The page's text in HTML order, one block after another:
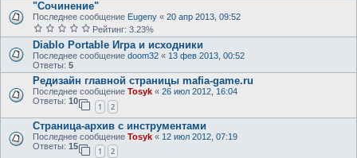
"Сочинение"
Последнее сообщение Eugeny « 20 апр 2013, 09:52
Рейтинг: 3.23%
Diablo Portable Игра и исходники
Последнее сообщение doom32 « 13 фев 2013, 00:52
Ответы: 5
Редизайн главной страницы mafia-game.ru
Последнее сообщение Tosyk « 26 июл 2012, 16:04
Ответы: 10
1 2
Страница-архив с инструментами
Последнее сообщение Tosyk « 12 июл 2012, 07:19
Ответы: 15
1 2